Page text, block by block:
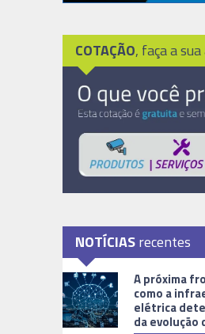
COTAÇÃO, faça a
NOTÍCIASrecentes
A próxima
como a
elétrica
da evolução